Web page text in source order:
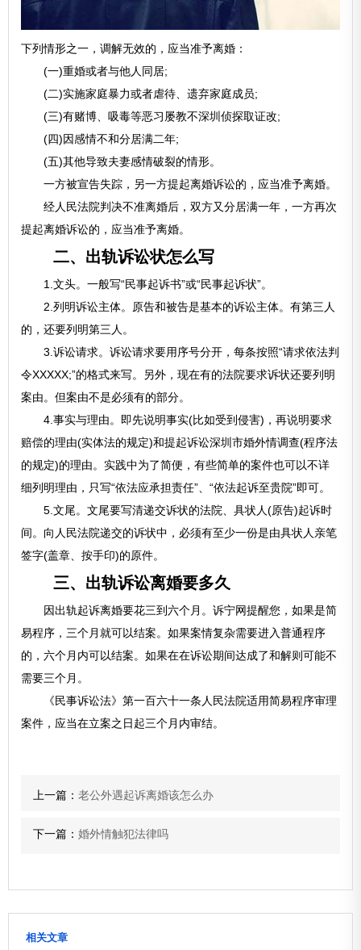
下列情形之一，调解无效的，应当准予离婚：
(一)重婚或者与他人同居;
(二)实施家庭暴力或者虐待、遗弃家庭成员;
(三)有赌博、吸毒等恶习屡教不深圳侦探取证改;
(四)因感情不和分居满二年;
(五)其他导致夫妻感情破裂的情形。
一方被宣告失踪，另一方提起离婚诉讼的，应当准予离婚。
经人民法院判决不准离婚后，双方又分居满一年，一方再次
提起离婚诉讼的，应当准予离婚。
二、出轨诉讼状怎么写
1.文头。一般写“民事起诉书”或“民事起诉状”。
2.列明诉讼主体。原告和被告是基本的诉讼主体。有第三人
的，还要列明第三人。
3.诉讼请求。诉讼请求要用序号分开，每条按照“请求依法判
令XXXXX;”的格式来写。另外，现在有的法院要求诉状还要列明
案由。但案由不是必须有的部分。
4.事实与理由。即先说明事实(比如受到侵害)，再说明要求
赔偿的理由(实体法的规定)和提起诉讼深圳市婚外情调查(程序法
的规定)的理由。实践中为了简便，有些简单的案件也可以不详
细列明理由，只写“依法应承担责任”、“依法起诉至贵院”即可。
5.文尾。文尾要写清递交诉状的法院、具状人(原告)起诉时
间。向人民法院递交的诉状中，必须有至少一份是由具状人亲笔
签字(盖章、按手印)的原件。
三、出轨诉讼离婚要多久
因出轨起诉离婚要花三到六个月。诉宁网提醒您，如果是简
易程序，三个月就可以结案。如果案情复杂需要进入普通程序
的，六个月内可以结案。如果在在诉讼期间达成了和解则可能不
需要三个月。
《民事诉讼法》第一百六十一条人民法院适用简易程序审理
案件，应当在立案之日起三个月内审结。
上一篇：老公外遇起诉离婚该怎么办
下一篇：婚外情触犯法律吗
相关文章